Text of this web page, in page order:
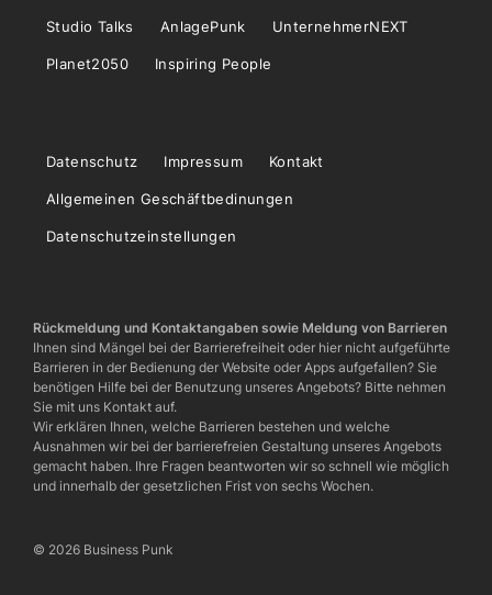
Studio Talks AnlagePunk UnternehmerNEXT
Planet2050 Inspiring People
Datenschutz Impressum Kontakt
Allgemeinen Geschäftbedinungen
Datenschutzeinstellungen
Rückmeldung und Kontaktangaben sowie Meldung von Barrieren
Ihnen sind Mängel bei der Barrierefreiheit oder hier nicht aufgeführte
Barrieren in der Bedienung der Website oder Apps aufgefallen? Sie
benötigen Hilfe bei der Benutzung unseres Angebots? Bitte nehmen
Sie mit uns Kontakt auf.
Wir erklären Ihnen, welche Barrieren bestehen und welche
Ausnahmen wir bei der barrierefreien Gestaltung unseres Angebots
gemacht haben. Ihre Fragen beantworten wir so schnell wie möglich
und innerhalb der gesetzlichen Frist von sechs Wochen.
© 2026 Business Punk